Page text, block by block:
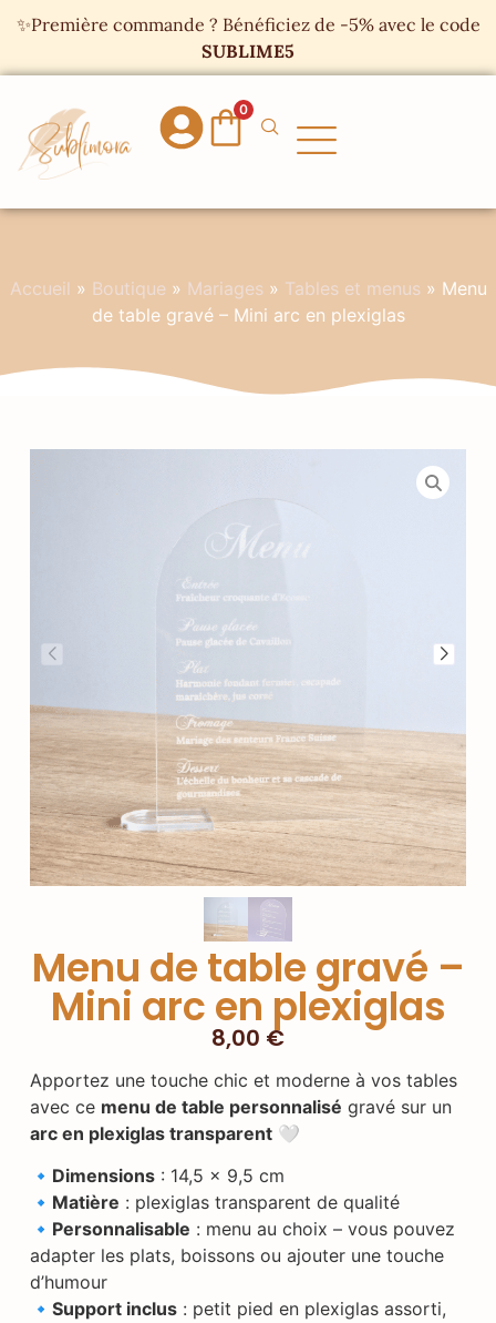
✨Première commande ? Bénéficiez de -5% avec le code
SUBLIME5
0
Accueil » Boutique » Mariages » Tables et menus » Menu
de table gravé – Mini arc en plexiglas
Menu de table gravé –
Mini arc en plexiglas
8,00 €
Apportez une touche chic et moderne à vos tables
avec ce menu de table personnalisé gravé sur un
arc en plexiglas transparent🤍
🔹Dimensions: 14,5 x 9,5 cm
🔹Matière : plexiglas transparent de qualité
🔹Personnalisable : menu au choix – vous pouvez
adapter les plats, boissons ou ajouter une touche
d’humour
🔹Support inclus: petit pied en plexiglas assorti,
Panneau de gestion des cookies